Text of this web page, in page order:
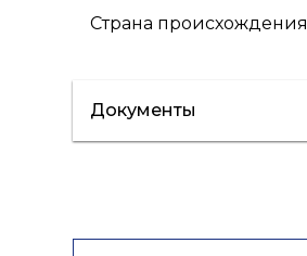
Страна происхождения
Документы